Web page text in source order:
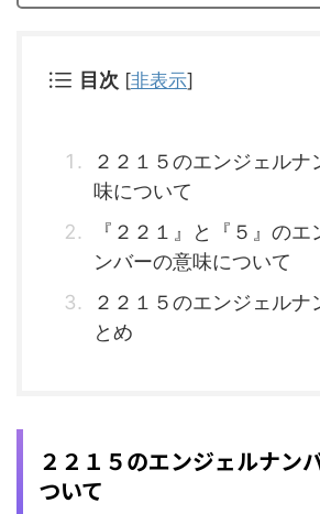
目次 [非表示]
２２１５のエンジェルナ
味について
『２２１』と『５』のエ
ンバーの意味について
２２１５のエンジェルナ
とめ
２２１５のエンジェルナン
ついて